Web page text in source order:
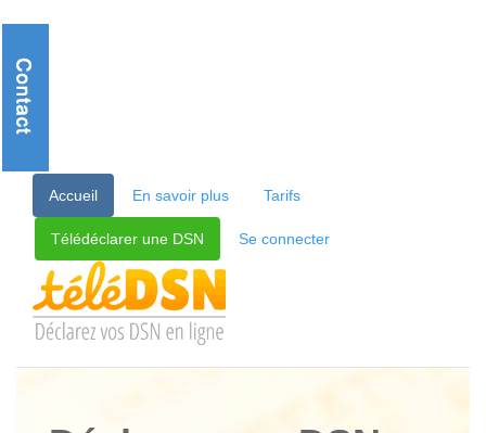
Accueil En savoir plus Tarifs
Télédéclarer une DSN Se connecter